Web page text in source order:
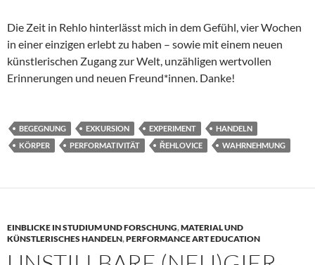
Die Zeit in Rehlo hinterlässt mich in dem Gefühl, vier Wochen
in einer einzigen erlebt zu haben – sowie mit einem neuen
künstlerischen Zugang zur Welt, unzähligen wertvollen
Erinnerungen und neuen Freund*innen. Danke!
BEGEGNUNG EXKURSION EXPERIMENT
HANDELN
KÖRPER
PERFORMATIVITÄT ŘEHLOVICE WAHRNEHMUNG
EINBLICKE IN STUDIUM UND FORSCHUNG,MATERIAL UND
KÜNSTLERISCHES HANDELN,PERFORMANCE ART EDUCATION